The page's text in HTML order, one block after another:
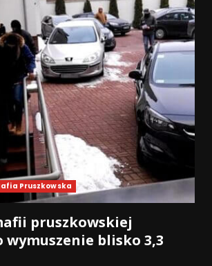
Pruszkowska
pruszkowskiej
wymuszenie blisko 3,3